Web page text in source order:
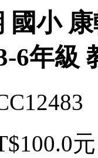
國小
6年級
元